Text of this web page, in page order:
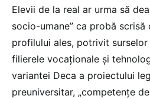
Elevii de la real ar urma să
socio-umane” ca probă scrisă
profilului ales, potrivit
filierele vocaționale și
variantei Deca a proiectului
preuniversitar, „competențe